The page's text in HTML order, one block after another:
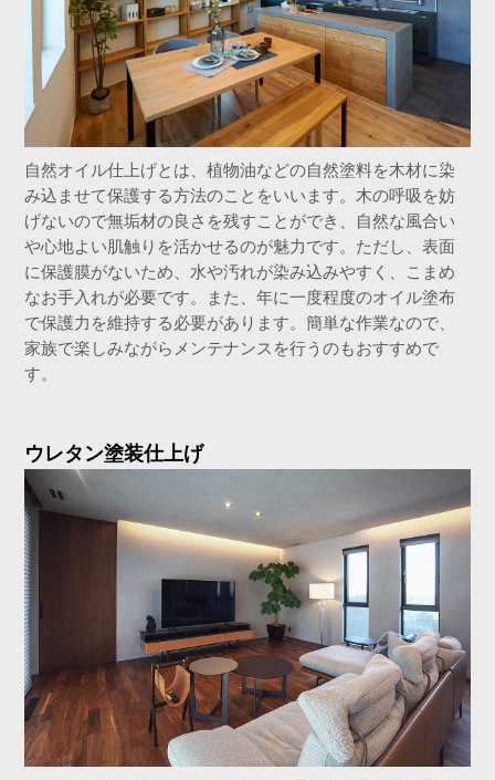
自然オイル仕上げとは、植物油などの自然塗料を木材に染
み込ませて保護する方法のことをいいます。木の呼吸を妨
げないので無垢材の良さを残すことができ、自然な風合い
や心地よい肌触りを活かせるのが魅力です。ただし、表面
に保護膜がないため、水や汚れが染み込みやすく、こまめ
なお手入れが必要です。また、年に一度程度のオイル塗布
で保護力を維持する必要があります。簡単な作業なので、
家族で楽しみながらメンテナンスを行うのもおすすめで
す。
ウレタン塗装仕上げ